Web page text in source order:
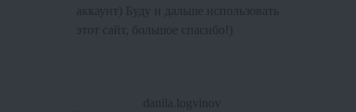
аккаунт) Буду и дальше использовать
этот сайт, большое спасибо!)
danila.logvinov